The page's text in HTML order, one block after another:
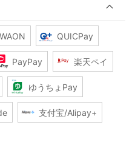
WAON QUICPay
PayPay 楽天ペイ
ゆうちょPay
支付宝/Alipay+